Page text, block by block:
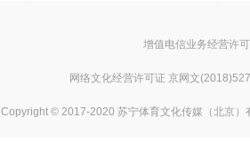
增值电信业务经营许
网络文化经营许可证 京网文
Copyright © 2017-2020 苏宁体育文化传媒（北京